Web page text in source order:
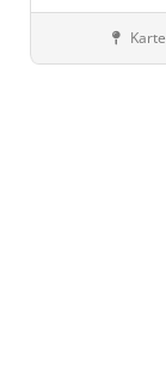
Designer Hotels
Karte